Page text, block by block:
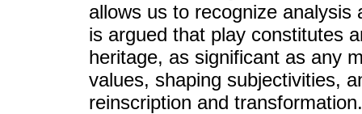
allows us to recognize
is argued that play constitutes
heritage, as significant as any
values, shaping subjectivities,
reinscription and transformation.